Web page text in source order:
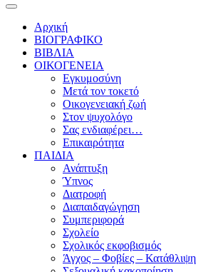
Αρχική
ΒΙΟΓΡΑΦΙΚΟ
ΒΙΒΛΙΑ
ΟΙΚΟΓΕΝΕΙΑ
Εγκυμοσύνη
Μετά τον τοκετό
Οικογενειακή ζωή
Στον ψυχολόγο
Σας ενδιαφέρει…
Επικαιρότητα
ΠΑΙΔΙΑ
Ανάπτυξη
Ύπνος
Διατροφή
Διαπαιδαγώγηση
Συμπεριφορά
Σχολείο
Σχολικός εκφοβισμός
Άγχος – Φοβίες – Κατάθλιψη